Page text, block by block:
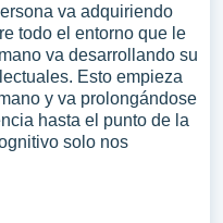
va adquiriendo
todo el entorno que le
va desarrollando su
Esto empieza
y va prolongándose
hasta el punto de la
solo nos